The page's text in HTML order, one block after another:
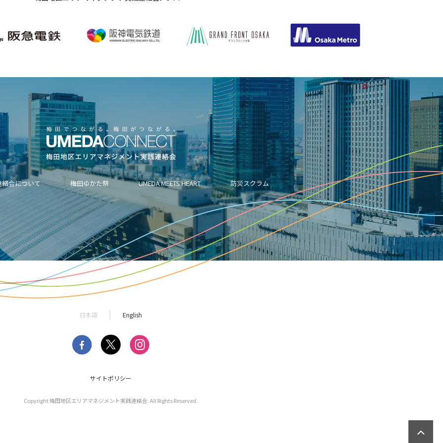
会について 梅田ゆかた祭 UMEDA MEETS HEART 防災スクラム
日本語 English
サイトポリシー
Copyright 梅田地区エリアマネジメント実践連絡会. All Rights Reserved.